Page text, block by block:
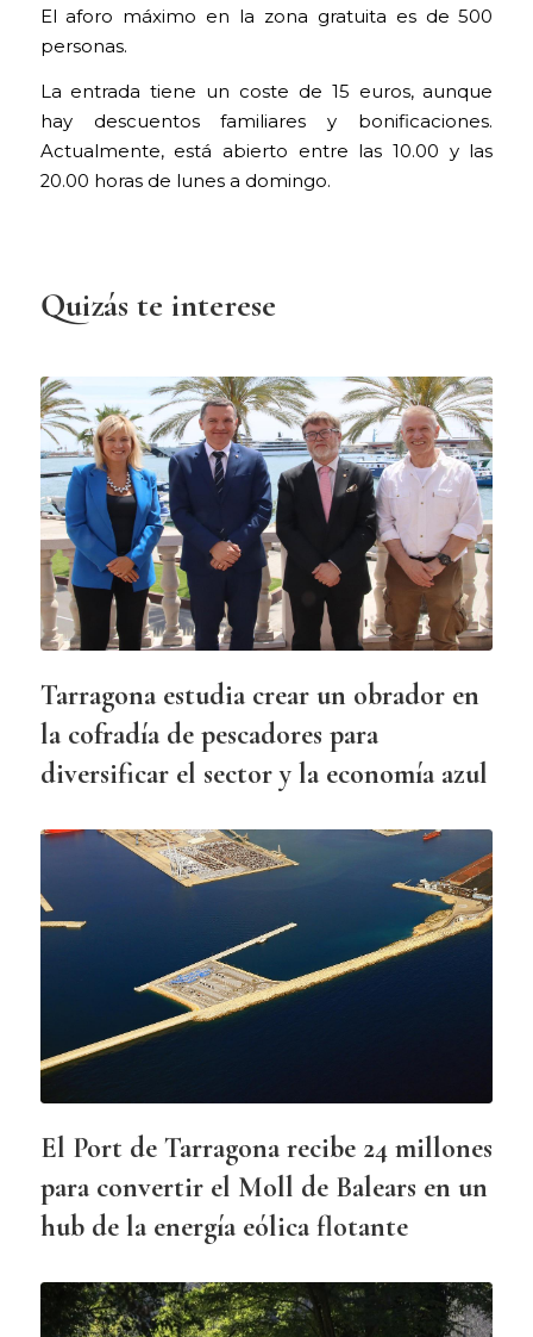
El aforo máximo en la zona gratuita es de 500
personas.
La entrada tiene un coste de 15 euros, aunque
hay descuentos familiares y bonificaciones.
Actualmente, está abierto entre las 10.00 y las
20.00 horas de lunes a domingo.
Quizás te interese
Tarragona estudia crear un obrador en
la cofradía de pescadores para
diversificar el sector y la economía azul
El Port de Tarragona recibe 24 millones
para convertir el Moll de Balears en un
hub de la energía eólica flotante